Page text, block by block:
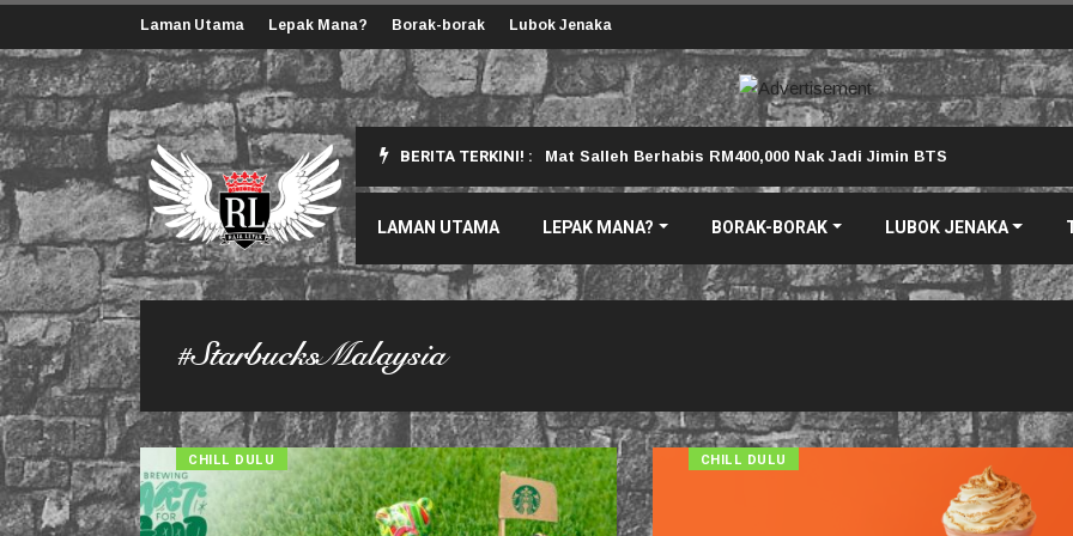
Laman Utama Lepak Mana? Borak-borak Lubok Jenaka
BERITA TERKINI! :
Korang Perlu Tahu Mat Salleh Berhabis RM400,000 Nak Jadi Jimin BTS
LAMAN UTAMA LEPAK MANA? BORAK-BORAK LUBOK JENAKA
#StarbucksMalaysia
CHILL DULU CHILL DULU